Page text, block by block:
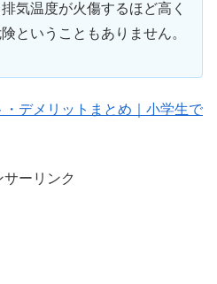
気温度が火傷するほど高く
ということもありません。
デメリットまとめ｜小学生で
サーリンク